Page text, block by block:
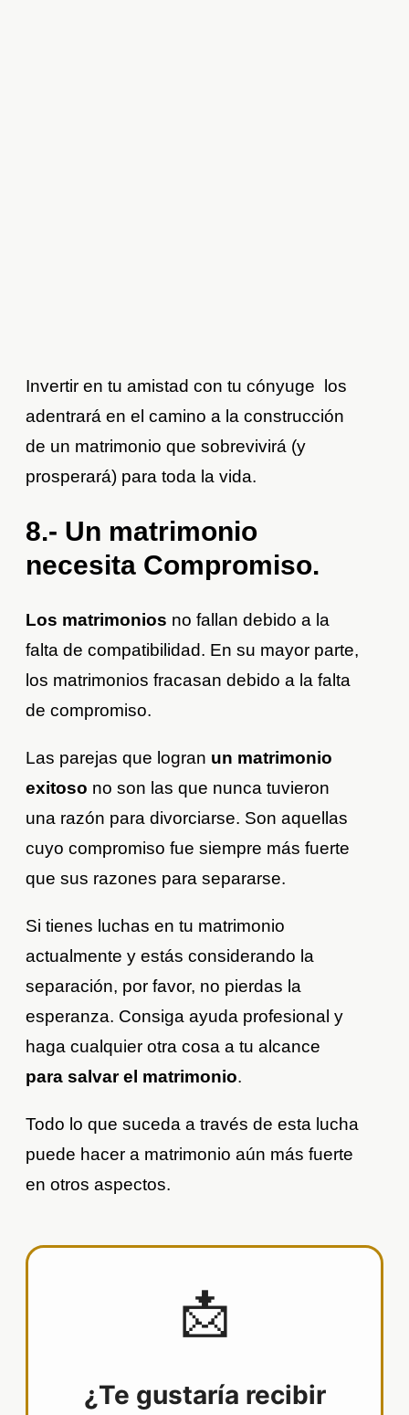
Invertir en tu amistad con tu cónyuge los
adentrará en el camino a la construcción
de un matrimonio que sobrevivirá (y
prosperará) para toda la vida.
8.- Un matrimonio
necesita Compromiso.
Los matrimonios no fallan debido a la
falta de compatibilidad. En su mayor parte,
los matrimonios fracasan debido a la falta
de compromiso.
Las parejas que logran un matrimonio
exitoso no son las que nunca tuvieron
una razón para divorciarse. Son aquellas
cuyo compromiso fue siempre más fuerte
que sus razones para separarse.
Si tienes luchas en tu matrimonio
actualmente y estás considerando la
separación, por favor, no pierdas la
esperanza. Consiga ayuda profesional y
haga cualquier otra cosa a tu alcance
para salvar el matrimonio.
Todo lo que suceda a través de esta lucha
puede hacer a matrimonio aún más fuerte
en otros aspectos.
📩
¿Te gustaría recibir